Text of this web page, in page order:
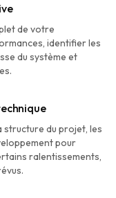
de votre
identifier les
du système et
structure du projet, les
pour
ralentissements,